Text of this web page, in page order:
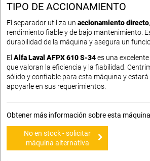
TIPO DE ACCIONAMIENTO
El separador utiliza un accionamiento directo
rendimiento fiable y de bajo mantenimiento.
durabilidad de la máquina y asegura un
El Alfa Laval AFPX 610 S-34es una
que valoran la eficiencia y la fiabilidad.
sólido y confiable para esta máquina y
apoyarle en sus requerimientos.
Obtener más información sobre esta
No en stock - solicitar
máquina alternativa